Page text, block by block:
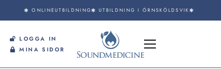
ONLINEUTBILDNING UTBILDNING I ÖRNSKÖLDSVIK
LOGGA IN
MINA SIDOR